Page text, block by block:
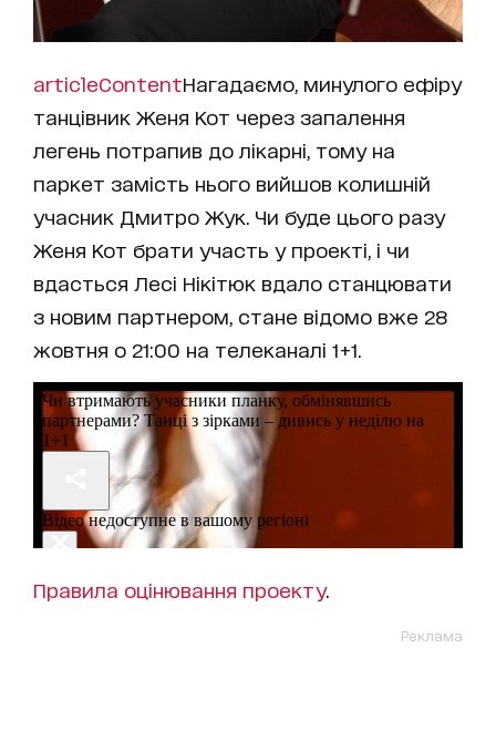
articleContentНагадаємо, минулого ефіру
танцівник Женя Кот через запалення
легень потрапив до лікарні, тому на
паркет замість нього вийшов колишній
учасник Дмитро Жук. Чи буде цього разу
Женя Кот брати участь у проекті, і чи
вдасться Лесі Нікітюк вдало станцювати
з новим партнером, стане відомо вже 28
жовтня о 21:00 на телеканалі 1+1.
Правила оцінювання проекту.
Реклама